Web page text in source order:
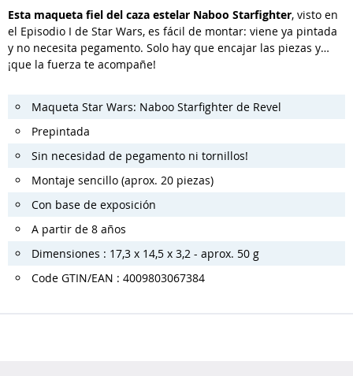
Esta maqueta fiel del caza estelar Naboo Starfighter, visto en
el Episodio I de Star Wars, es fácil de montar: viene ya pintada
y no necesita pegamento. Solo hay que encajar las piezas y…
¡que la fuerza te acompañe!
Maqueta Star Wars: Naboo Starfighter de Revel
Prepintada
Sin necesidad de pegamento ni tornillos!
Montaje sencillo (aprox. 20 piezas)
Con base de exposición
A partir de 8 años
Dimensiones : 17,3 x 14,5 x 3,2 - aprox. 50 g
Code GTIN/EAN : 4009803067384